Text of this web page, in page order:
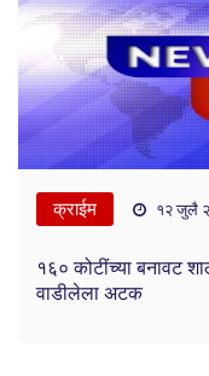
क्राईम १२ जुलै
१६० कोटींच्या बनावट
वाडीलेला अटक